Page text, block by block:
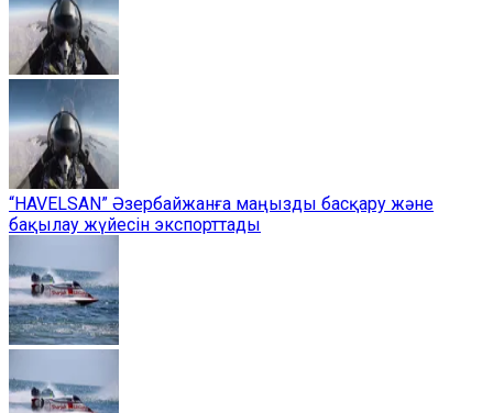
“HAVELSAN” Әзербайжанға маңызды басқару және
бақылау жүйесін экспорттады